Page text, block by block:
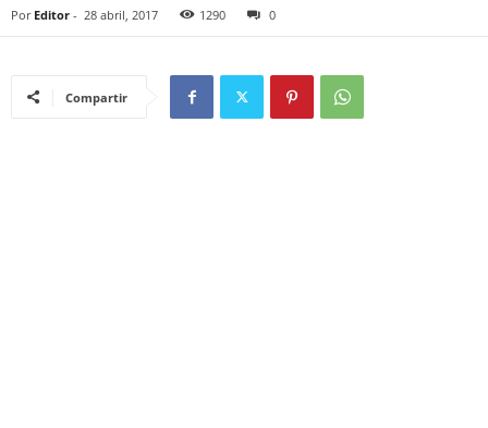
Por Editor - 28 abril, 2017 1290 0
Compartir